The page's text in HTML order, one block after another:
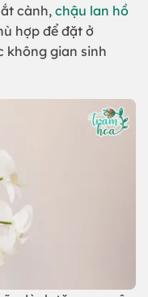
cành, chậu lan hồ
hợp để đặt ở
không gian sinh